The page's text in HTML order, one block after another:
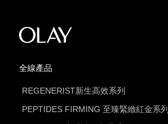
全線產品
REGENERIST新生高效系列
PEPTIDES FIRMING 至臻緊緻紅金系列